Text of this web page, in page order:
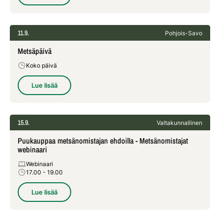
11.9. Pohjois-Savo
Metsäpäivä
Koko päivä
Lue lisää
15.9. Valtakunnallinen
Puukauppaa metsänomistajan ehdoilla - Metsänomistajat
webinaari
Webinaari
17.00 - 19.00
Lue lisää